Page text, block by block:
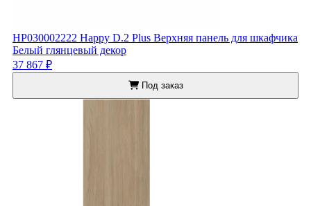
HP030002222 Happy D.2 Plus Верхняя панель для шкафчика
Белый глянцевый декор
37 867 ₽
Под заказ